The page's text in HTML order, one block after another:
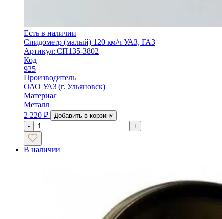
Есть в наличии
Спидометр (малый) 120 км/ч УАЗ, ГАЗ
Артикул: СП135-3802
Код
925
Производитель
ОАО УАЗ (г. Ульяновск)
Материал
Металл
2 220 ₽
Добавить в корзину
-
+
В наличии